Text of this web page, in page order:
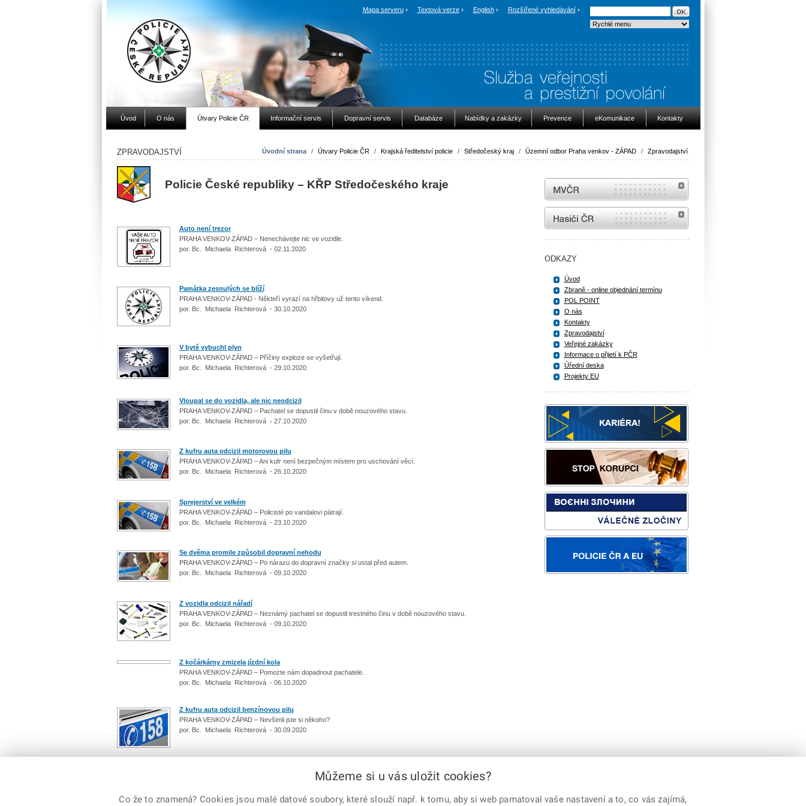
Mapa serveru Textová verze English Rozšířené vyhledávání
Úvod O nás Útvary Policie ČR Informační servis Dopravní servis Databáze Nabídky a zakázky Prevence eKomunikace Kontakty
Úvodní strana / Útvary Policie ČR / Krajská ředitelství policie / Středočeský kraj / Územní odbor Praha venkov - ZÁPAD / Zpravodajství
ZPRAVODAJSTVÍ
Policie České republiky – KŘP Středočeského kraje
Auto není trezor
PRAHA VENKOV-ZÁPAD – Nenechávejte nic ve vozidle.
por. Bc. Michaela Richterová - 02.11.2020
Památka zesnulých se blíží
PRAHA VENKOV-ZÁPAD - Někteří vyrazí na hřbitovy už tento víkend.
por. Bc. Michaela Richterová - 30.10.2020
V bytě vybuchl plyn
PRAHA VENKOV-ZÁPAD – Příčiny exploze se vyšetřují.
por. Bc. Michaela Richterová - 29.10.2020
Vloupal se do vozidla, ale nic neodcizil
PRAHA VENKOV-ZÁPAD – Pachatel se dopustil činu v době nouzového stavu.
por. Bc. Michaela Richterová - 27.10.2020
Z kufru auta odcizil motorovou pilu
PRAHA VENKOV-ZÁPAD – Ani kufr není bezpečným místem pro uschování věcí.
por. Bc. Michaela Richterová - 26.10.2020
Sprejerství ve velkém
PRAHA VENKOV-ZÁPAD – Policisté po vandalovi pátrají.
por. Bc. Michaela Richterová - 23.10.2020
Se dvěma promile způsobil dopravní nehodu
PRAHA VENKOV-ZÁPAD – Po nárazu do dopravní značky si ustal před autem.
por. Bc. Michaela Richterová - 09.10.2020
Z vozidla odcizil nářadí
PRAHA VENKOV-ZÁPAD – Neznámý pachatel se dopustil trestného činu v době nouzového stavu.
por. Bc. Michaela Richterová - 09.10.2020
Z kočárkárny zmizela jízdní kola
PRAHA VENKOV-ZÁPAD – Pomozte nám dopadnout pachatele.
por. Bc. Michaela Richterová - 06.10.2020
Z kufru auta odcizil benzínovou pilu
PRAHA VENKOV-ZÁPAD – Nevšimli jste si někoho?
por. Bc. Michaela Richterová - 30.09.2020
MVČR
internetové stránky Hasiči ČR
ODKAZY
Úvod
Zbraně - online objednání termínu
POL POINT
O nás
Kontakty
Zpravodajství
Veřejné zakázky
Informace o přijetí k PČR
Úřední deska
Projekty EU
Můžeme si u vás uložit cookies?
Co že to znamená? Cookies jsou malé datové soubory, které slouží např. k tomu, aby si web pamatoval vaše nastavení a to, co vás zajímá,